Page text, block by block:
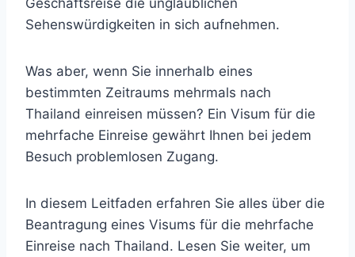
Geschäftsreise die unglaublichen
Sehenswürdigkeiten in sich aufnehmen.
Was aber, wenn Sie innerhalb eines
bestimmten Zeitraums mehrmals nach
Thailand einreisen müssen? Ein Visum für die
mehrfache Einreise gewährt Ihnen bei jedem
Besuch problemlosen Zugang.
In diesem Leitfaden erfahren Sie alles über die
Beantragung eines Visums für die mehrfache
Einreise nach Thailand. Lesen Sie weiter, um